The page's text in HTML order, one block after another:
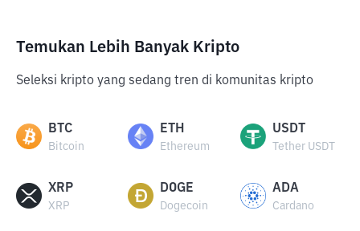
Temukan Lebih Banyak Kripto
Seleksi kripto yang sedang tren di komunitas kripto
BTC
Bitcoin
ETH
Ethereum
USDT
Tether USDT
XRP
XRP
DOGE
Dogecoin
ADA
Cardano